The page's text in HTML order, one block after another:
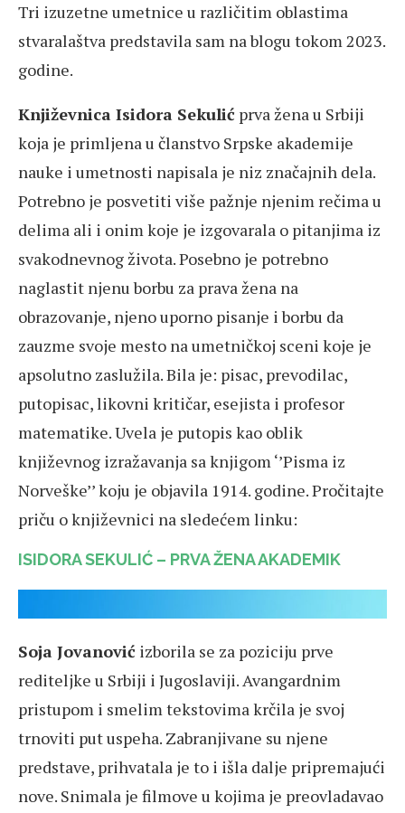
Tri izuzetne umetnice u različitim oblastima
stvaralaštva predstavila sam na blogu tokom 2023.
godine.
Književnica Isidora Sekulić prva žena u Srbiji
koja je primljena u članstvo Srpske akademije
nauke i umetnosti napisala je niz značajnih dela.
Potrebno je posvetiti više pažnje njenim rečima u
delima ali i onim koje je izgovarala o pitanjima iz
svakodnevnog života. Posebno je potrebno
naglastit njenu borbu za prava žena na
obrazovanje, njeno uporno pisanje i borbu da
zauzme svoje mesto na umetničkoj sceni koje je
apsolutno zaslužila. Bila je: pisac, prevodilac,
putopisac, likovni kritičar, esejista i profesor
matematike. Uvela je putopis kao oblik
književnog izražavanja sa knjigom ‘’Pisma iz
Norveške’’ koju je objavila 1914. godine. Pročitajte
priču o književnici na sledećem linku:
ISIDORA SEKULIĆ – PRVA ŽENA AKADEMIK
Soja Jovanović izborila se za poziciju prve
rediteljke u Srbiji i Jugoslaviji. Avangardnim
pristupom i smelim tekstovima krčila je svoj
trnoviti put uspeha. Zabranjivane su njene
predstave, prihvatala je to i išla dalje pripremajući
nove. Snimala je filmove u kojima je preovladavao